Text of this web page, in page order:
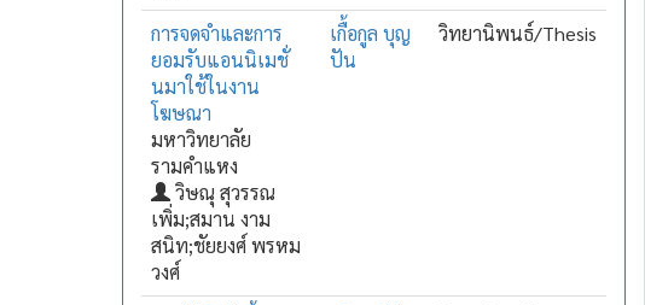
การจดจำและการ
ยอมรับแอนนิเมชั่
นมาใช้ในงาน
โฆษณา
มหาวิทยาลัย
รามคำแหง
วิษณุ สุวรรณ
เพิ่ม;สมาน งาม
สนิท;ชัยยงศ์ พรหม
วงศ์
เกื้อกูล บุญ
ปัน
วิทยานิพนธ์/Thesis